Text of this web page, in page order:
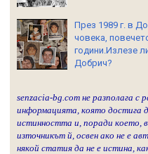
През 1989 г. в
човека,
години.Излезе
Добрич?
senzacia-bg.com не разполага с
информацията, която достига
истинността и, поради което,
източникът й, освен ако не е
някой статия да не е истина,